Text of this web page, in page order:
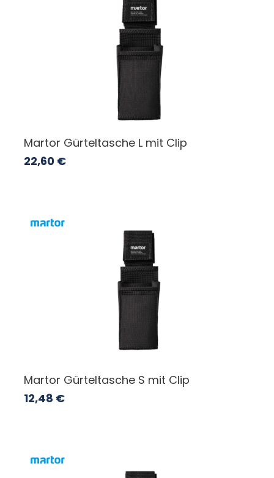
Martor Gürteltasche L mit Clip
22,60 €
Martor Gürteltasche S mit Clip
12,48 €